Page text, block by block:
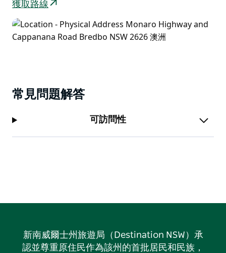
獲取路線
常見問題解答
可訪問性
新南威爾士州旅遊局（Destination NSW）承
認並尊重原住民作為該州的首批居民和民族，